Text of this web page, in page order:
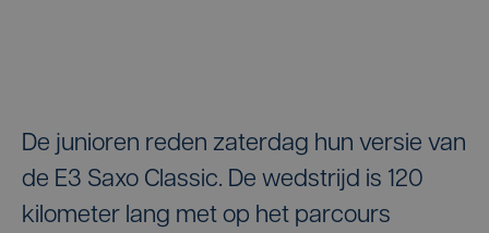
De junioren reden zaterdag hun versie van
de E3 Saxo Classic. De wedstrijd is 120
kilometer lang met op het parcours